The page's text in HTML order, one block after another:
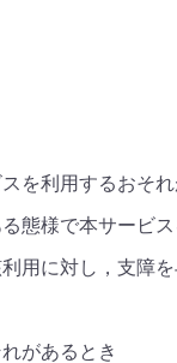
を利用するおそれ
態様で本サービ
に対し，支障
があるとき